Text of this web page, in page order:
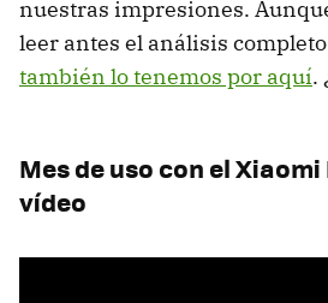
nuestras impresiones.
leer antes el análisis
también lo tenemos por aquí.
Mes de uso con el Xiaomi
vídeo